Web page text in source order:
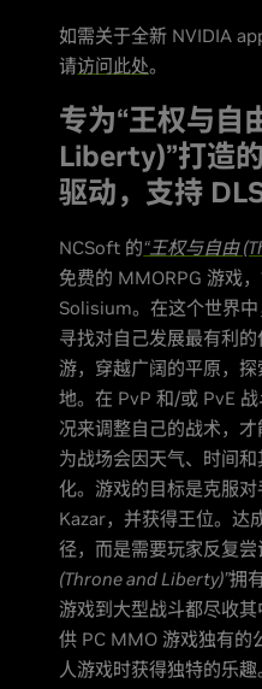
如需关于全新 NVIDIA
请访问此处。
专为“王权与自
Liberty)”打造
驱动，支持
NCSoft 的“王权与自由
免费的 MMORPG 游戏
Solisium。在这个世界中
寻找对自己发展最有利
游，穿越广阔的平原，
地。在 PvP 和/或 PvE
况来调整自己的战术，
为战场会因天气、时间
化。游戏的目标是克服
Kazar，并获得王位。达
径，而是需要玩家反复尝
(Throne and Liberty)”拥
游戏到大型战斗都尽收
供 PC MMO 游戏独有的
人游戏时获得独特的乐趣